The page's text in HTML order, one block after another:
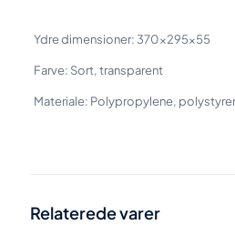
Ydre dimensioner: 370x295x55
Farve: Sort, transparent
Materiale: Polypropylene,
Relaterede varer